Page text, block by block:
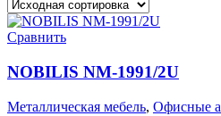
Сравнить
NOBILIS NM-1991/2U
Металлическая мебель, Офисные